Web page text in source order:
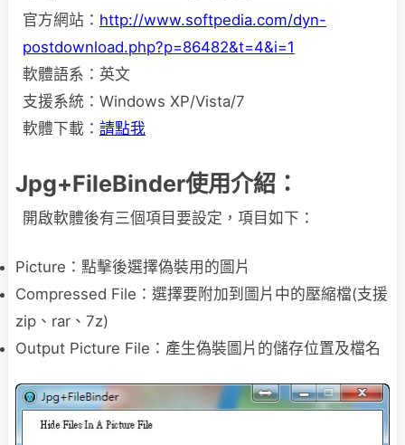
官方網站： http://www.softpedia.com/dyn-
postdownload.php?p=86482&t=4&i=1
軟體語系：英文
支援系統：Windows XP/Vista/7
軟體下載： 請點我
Jpg+FileBinder使用介紹：
開啟軟體後有三個項目要設定，項目如下：
Picture：點擊後選擇偽裝用的圖片
Compressed File：選擇要附加到圖片中的壓縮檔(支援
zip、rar、7z)
Output Picture File：產生偽裝圖片的儲存位置及檔名